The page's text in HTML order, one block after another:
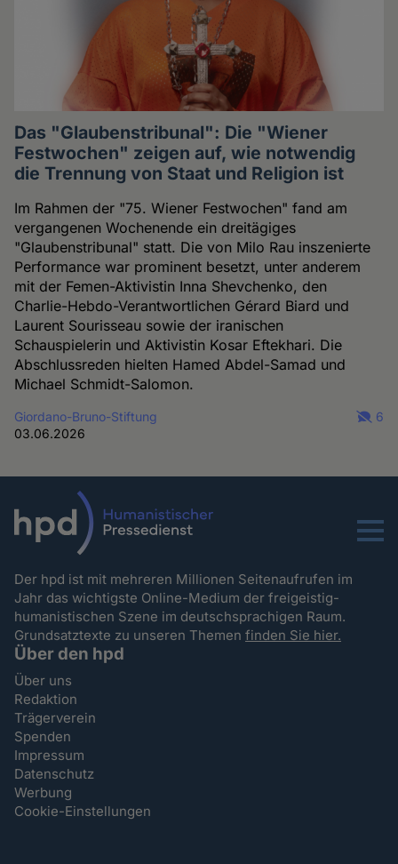
Das "Glaubenstribunal": Die "Wiener
Festwochen" zeigen auf, wie notwendig
die Trennung von Staat und Religion ist
Im Rahmen der "75. Wiener Festwochen" fand am
vergangenen Wochenende ein dreitägiges
"Glaubenstribunal" statt. Die von Milo Rau inszenierte
Performance war prominent besetzt, unter anderem
mit der Femen-Aktivistin Inna Shevchenko, den
Charlie-Hebdo-Verantwortlichen Gérard Biard und
Laurent Sourisseau sowie der iranischen
Schauspielerin und Aktivistin Kosar Eftekhari. Die
Abschlussreden hielten Hamed Abdel-Samad und
Michael Schmidt-Salomon.
Giordano-Bruno-Stiftung
03.06.2026
6
Menu
Der hpd ist mit mehreren Millionen Seitenaufrufen im
Jahr das wichtigste Online-Medium der freigeistig-
humanistischen Szene im deutschsprachigen Raum.
Grundsatztexte zu unseren Themenfinden Sie hier.
Über den hpd
Über uns
Redaktion
Trägerverein
Spenden
Impressum
Datenschutz
Werbung
Cookie-Einstellungen